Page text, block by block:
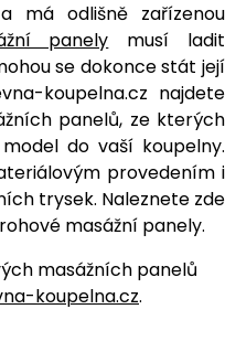
má odlišně zařízenou
panely musí ladit
se dokonce stát její
koupelna.cz najdete
panelů, ze kterých
do vaší koupelny.
provedením i
trysek. Naleznete zde
masážní panely.
masážních panelů
koupelna.cz.